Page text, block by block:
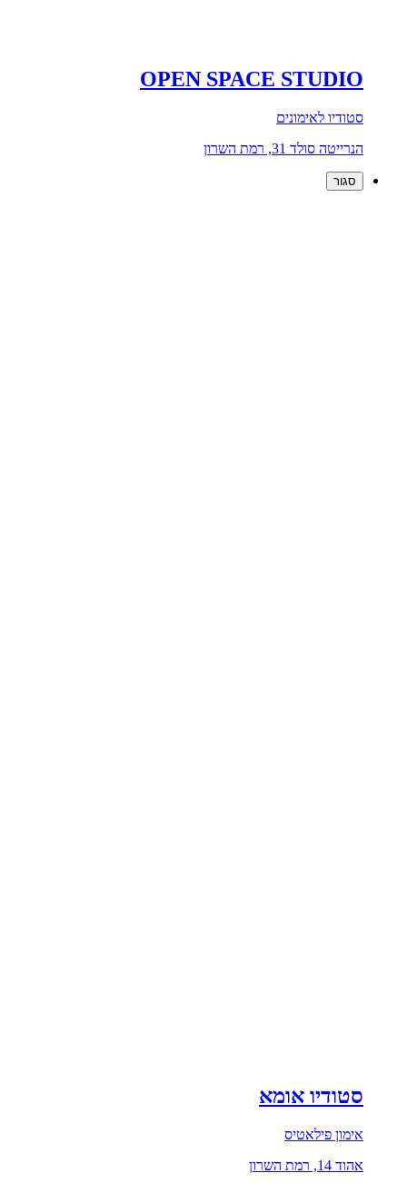
OPEN SPACE STUDIO
סטודיו לאימונים
הנרייטה סולד 31, רמת השרון
סגור
סטודיו אומא
אימון פילאטיס
אהוד 14, רמת השרון